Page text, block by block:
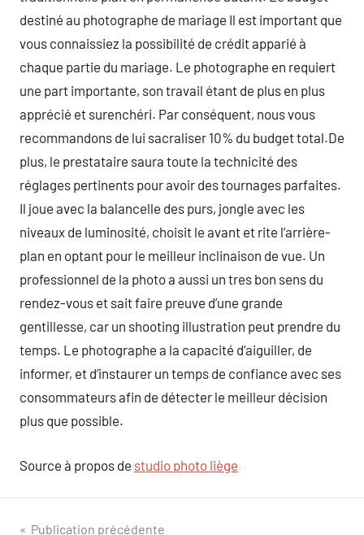
destiné au photographe de mariage Il est important que
vous connaissiez la possibilité de crédit apparié à
chaque partie du mariage. Le photographe en requiert
une part importante, son travail étant de plus en plus
apprécié et surenchéri. Par conséquent, nous vous
recommandons de lui sacraliser 10% du budget total.De
plus, le prestataire saura toute la technicité des
réglages pertinents pour avoir des tournages parfaites.
Il joue avec la balancelle des purs, jongle avec les
niveaux de luminosité, choisit le avant et rite l’arrière-
plan en optant pour le meilleur inclinaison de vue. Un
professionnel de la photo a aussi un tres bon sens du
rendez-vous et sait faire preuve d’une grande
gentillesse, car un shooting illustration peut prendre du
temps. Le photographe a la capacité d’aiguiller, de
informer, et d’instaurer un temps de confiance avec ses
consommateurs afin de détecter le meilleur décision
plus que possible.
Source à propos de studio photo liège
Publication précédente